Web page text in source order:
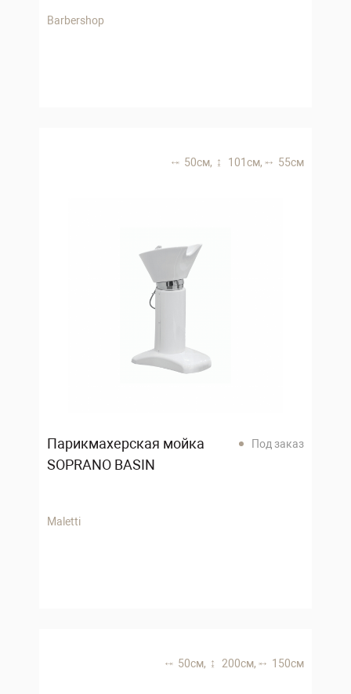
Barbershop
50 см, 101 см, 55 см
Парикмахерская мойка
SOPRANO BASIN
Под заказ
Maletti
50 см, 200 см, 150 см